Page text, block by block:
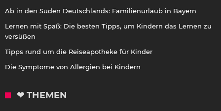
Ab in den Süden Deutschlands: Familienurlaub in Bayern
Lernen mit Spaß: Die besten Tipps, um Kindern das Lernen zu
versüßen
Tipps rund um die Reiseapotheke für Kinder
Die Symptome von Allergien bei Kindern
❤ THEMEN